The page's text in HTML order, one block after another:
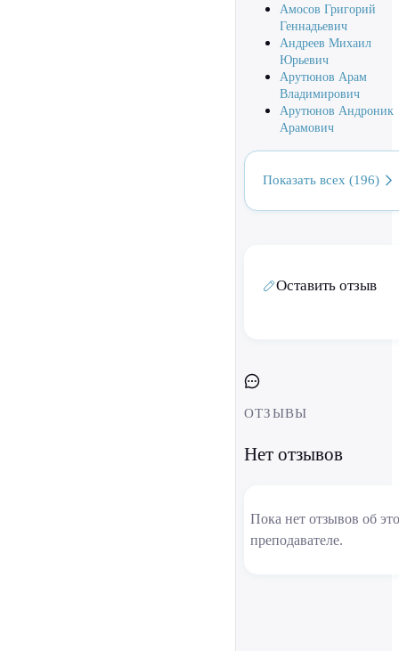
Амосов Григорий
Геннадьевич
Андреев Михаил
Юрьевич
Арутюнов Арам
Владимирович
Арутюнов Андроник
Арамович
Показать всех (196)
Оставить отзыв
ОТЗЫВЫ
Нет отзывов
Пока нет отзывов об
преподавателе.